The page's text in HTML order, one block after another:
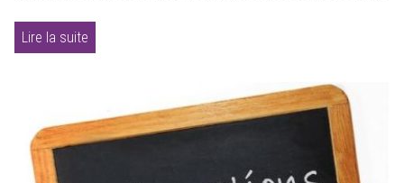
Lire la suite